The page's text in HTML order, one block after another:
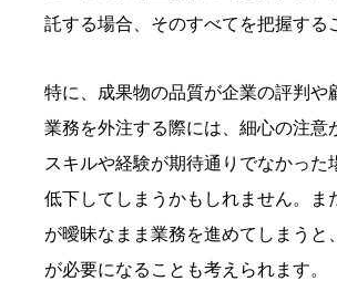
託する場合、そのすべてを把握する
特に、成果物の品質が企業の評判や
業務を外注する際には、細心の注意
スキルや経験が期待通りでなかった
低下してしまうかもしれません。ま
が曖昧なまま業務を進めてしまうと
が必要になることも考えられます。